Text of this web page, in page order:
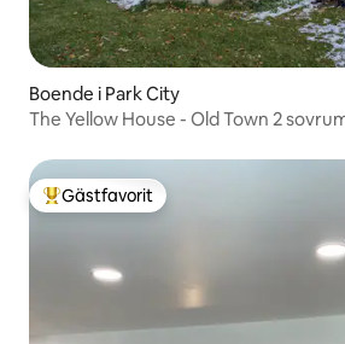
Boende i Park City
The Yellow House - Old Town 2
Populär gästfavorit
Gästfavorit